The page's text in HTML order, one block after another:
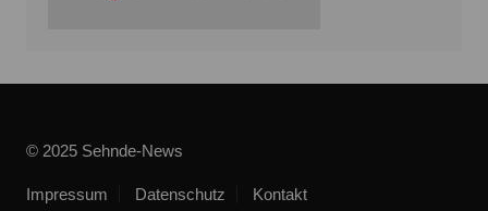
© 2025 Sehnde-News
Impressum Datenschutz Kontakt